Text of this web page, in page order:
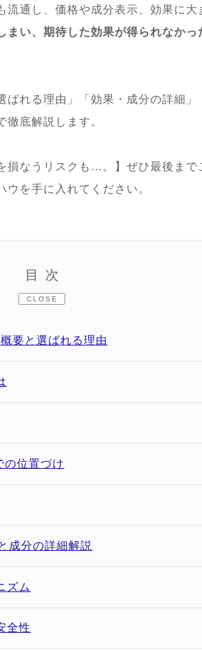
流通し、価格や成分表示、効果に大
まい、期待した効果が得られなかっ
ばれる理由」「効果・成分の詳細」
底解説します。
損なうリスクも…。】ぜひ最後まで
を手に入れてください。
目次
CLOSE
要と選ばれる理由
の位置づけ
成分の詳細解説
ズム
全性